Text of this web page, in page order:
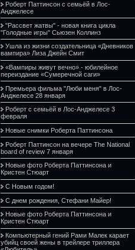
Роберт Паттинсон с семьёй в Лос-
Анджелесе
"Рассвет жатвы" - новая книга цикла
"Голодные игры" Сьюзен Коллинз
Ушла из жизни создательница «Дневников
вампира» Лиза Джейн Смит
«Вампиры живут вечно» - юбилейное
переиздание «Сумеречной саги»
Премьера фильма "Люби меня" в Лос-
Анджелесе 28 января
Роберт с семьёй в Лос-Анджелесе 3
февраля
Новые снимки Роберта Паттинсона
Роберт Паттинсон на вечере The National
board of review 7 января
Новые фото Роберта Паттинсона и
Кристен Стюарт
С Новым годом!
С днем рождения, Стефани Майер!
Новые фото Роберта Паттинсона и
Кристен Стюарт
Компьютерный гений Рами Малек карает
убийц своей жены в трейлере триллера